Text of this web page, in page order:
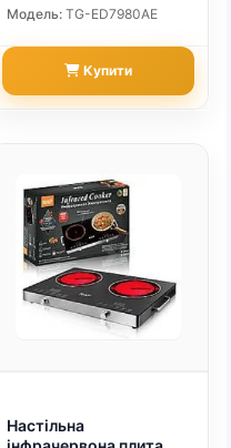
современным
дизайном и сенсорным
управлением.
Отличный выбор для
быстрого и
Модель: TG-ED7980AE
Купити
Настільна